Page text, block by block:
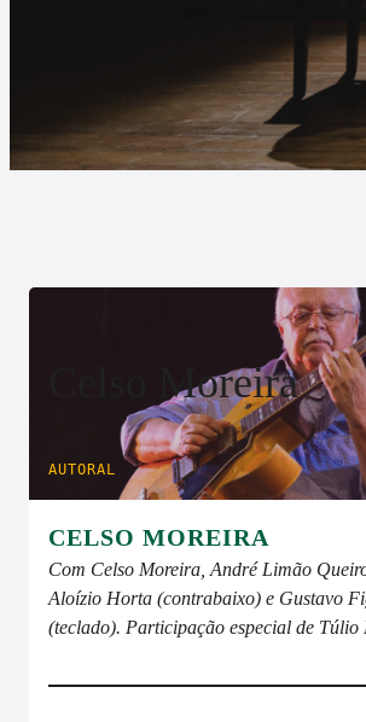
Celso Moreira
AUTORAL
CELSO MOREIRA
Com Celso Moreira, André Limão
Aloízio Horta (contrabaixo) e Gustavo
(teclado). Participação especial de Túlio